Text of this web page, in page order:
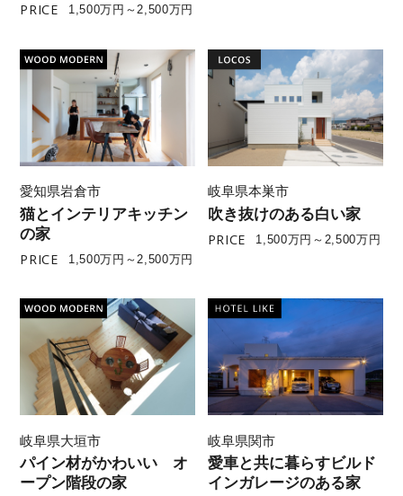
PRICE
1,500万円～2,500万円
愛知県岩倉市
猫とインテリアキッチン
の家
PRICE
1,500万円～2,500万円
岐阜県本巣市
吹き抜けのある白い家
PRICE
1,500万円～2,500万円
岐阜県大垣市
パイン材がかわいい オ
ープン階段の家
岐阜県関市
愛車と共に暮らすビルド
インガレージのある家